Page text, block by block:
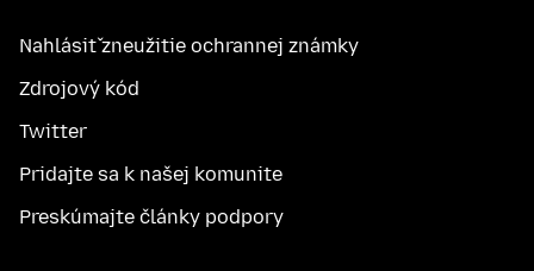
Nahlásiť zneužitie ochrannej známky
Zdrojový kód
Twitter
Pridajte sa k našej komunite
Preskúmajte články podpory